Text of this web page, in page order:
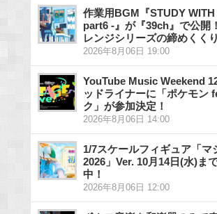
作業用BGM『STUDY
part6 -』が『39ch』で公開
レンジシリーズの締めくく
2026年8月06日 19:00
YouTube Music Weekend
ッドライナーに「ポケモン
ク」が参加決定！
2026年8月06日 14:00
1/7スケールフィギュア「マ
2026」Ver. 10月14日(水)ま
中！
2026年8月06日 12:00